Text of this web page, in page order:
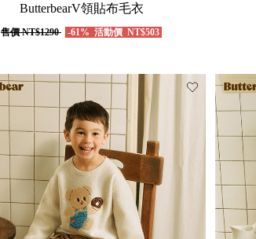
ButterbearV領貼布毛衣
售價NT$1290 -61% 活動價 NT$503